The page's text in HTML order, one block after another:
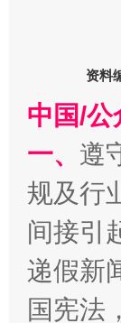
千
资料
中国/公
一、 遵
规及行
间接引
递假新
国宪法